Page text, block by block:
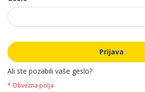
Prijava
Ali ste pozabili vaše geslo?